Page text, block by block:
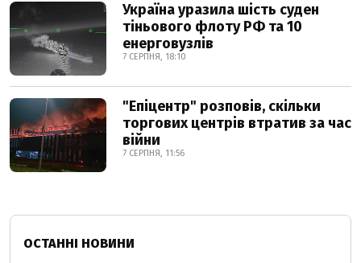
Україна уразила шість суден
тіньового флоту РФ та 10
енерговузлів
7 СЕРПНЯ, 18:10
"Епіцентр" розповів, скільки
торгових центрів втратив за час
війни
7 СЕРПНЯ, 11:56
ОСТАННІ НОВИНИ